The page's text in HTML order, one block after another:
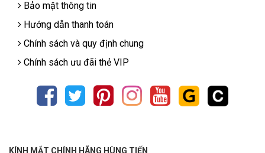
Bảo mật thông tin
Hướng dẫn thanh toán
Chính sách và quy định chung
Chính sách ưu đãi thẻ VIP
KÍNH MẮT CHÍNH HÃNG HÙNG TIẾN